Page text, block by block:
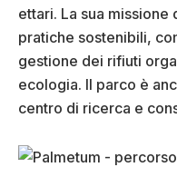
ettari. La sua missione
pratiche sostenibili,
gestione dei rifiuti
ecologia. Il parco è
centro di ricerca e